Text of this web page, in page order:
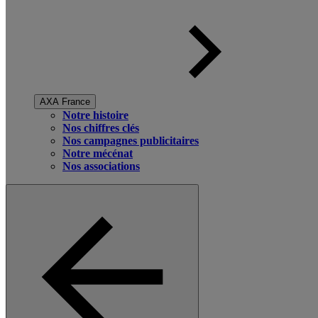
AXA France
Notre histoire
Nos chiffres clés
Nos campagnes publicitaires
Notre mécénat
Nos associations